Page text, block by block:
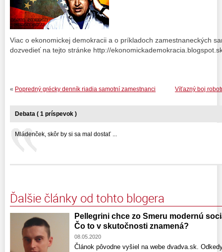
Viac o ekonomickej demokracii a o príkladoch zamestnaneckých
dozvedieť na tejto stránke http://
Víťazný boj
« Popredný grécky denník riadia samotní zamestnanci
Debata ( 1 príspevok )
Mládenček, skôr by si sa mal dostať ...
Ďalšie články od tohto blogera
Pellegrini chce zo Smeru modernú
Čo to v skutočnosti znamená?
08.05.2020
Článok pôvodne vyšiel na webe dvadva.sk.